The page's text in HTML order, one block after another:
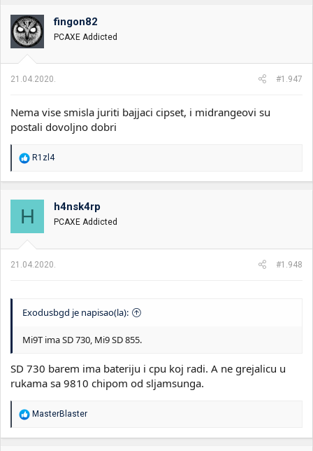
fingon82
PCAXE Addicted
21.04.2020. #1.947
Nema vise smisla juriti bajjaci cipset, i midrangeovi su
postali dovoljno dobri
R
a
o
a
n
:
R1zl4
H h4nsk4rp
PCAXE Addicted
21.04.2020. #1.948
Exodusbgd je napisao(la):
Mi9T ima SD 730, Mi9 SD 855.
SD 730 barem ima bateriju i cpu koj radi. A ne grejalicu u
rukama sa 9810 chipom od sljamsunga.
R
a
MasterBlaster